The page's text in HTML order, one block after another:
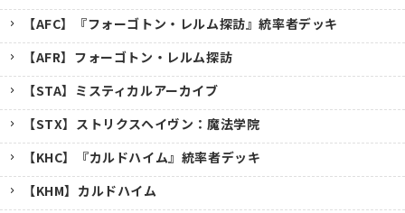
【AFC】『フォーゴトン・レルム探訪』統率者デッキ
【AFR】フォーゴトン・レルム探訪
【STA】ミスティカルアーカイブ
【STX】ストリクスヘイヴン：魔法学院
【KHC】『カルドハイム』統率者デッキ
【KHM】カルドハイム